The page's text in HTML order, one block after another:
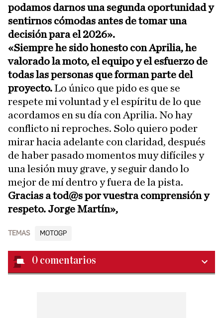
podamos darnos una segunda oportunidad y
sentirnos cómodas antes de tomar una
decisión para el 2026».
«Siempre he sido honesto con Aprilia, he
valorado la moto, el equipo y el esfuerzo de
todas las personas que forman parte del
proyecto.Lo único que pido es que se
respete mi voluntad y el espíritu de lo que
acordamos en su día con Aprilia. No hay
conflicto ni reproches. Solo quiero poder
mirar hacia adelante con claridad, después
de haber pasado momentos muy difíciles y
una lesión muy grave, y seguir dando lo
mejor de mí dentro y fuera de la pista.
Gracias a tod@s por vuestra comprensión y
respeto. Jorge Martín»,
TEMAS MOTOGP
0 comentarios